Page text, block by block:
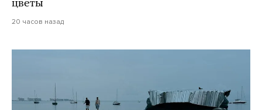
цветы
20 часов назад